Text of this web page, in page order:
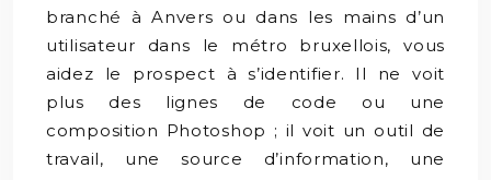
branché à Anvers ou dans les mains d’un
utilisateur dans le métro bruxellois, vous
aidez le prospect à s’identifier. Il ne voit
plus des lignes de code ou une
composition Photoshop ; il voit un outil de
travail, une source d’information, une